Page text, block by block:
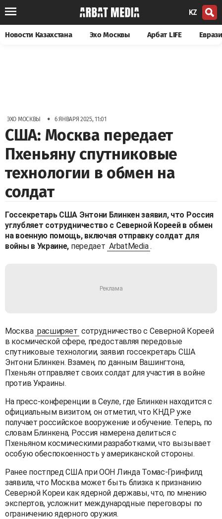
KZ
Новости Казахстана Эхо Москвы Арбат LIFE
ЭХО МОСКВЫ • 6 ЯНВАРЯ 2025, 11:01
США: Москва передает
Пхеньяну спутниковые
технологии в обмен на
солдат
Госсекретарь США Энтони Блинкен заявил, что Россия
углубляет сотрудничество с Северной Кореей в обмен
на военную помощь, включая отправку солдат для
войны в Украине, передает ArbatMedia .
Москва расширяет сотрудничество с Северной Кореей
в космической сфере, предоставляя передовые
спутниковые технологии, заявил госсекретарь США
Энтони Блинкен. Взамен, по данным Вашингтона,
Пхеньян отправляет своих солдат для участия в войне
против Украины.
На пресс-конференции в Сеуле, где Блинкен находится с
официальным визитом, он отметил, что КНДР уже
получает российское вооружение и обучение. Теперь, по
словам Блинкена, Россия намерена делиться с
Пхеньяном космическими разработками, что вызывает
особую обеспокоенность у американской стороны.
Ранее постпред США при ООН Линда Томас-Гринфилд
заявила, что Москва может быть близка к признанию
Северной Кореи как ядерной державы, что, по мнению
экспертов, усложнит международные переговоры по
ограничению ядерного оружия.